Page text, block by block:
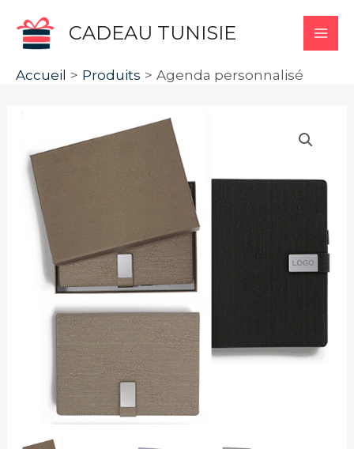
au
contenu
CADEAU TUNISIE
Accueil Produits Agenda personnalisé